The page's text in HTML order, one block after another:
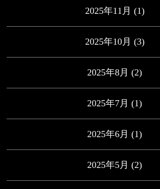
2025年11月 (1)
2025年10月 (3)
2025年8月 (2)
2025年7月 (1)
2025年6月 (1)
2025年5月 (2)